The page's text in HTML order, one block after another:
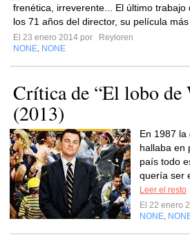
frenética, irreverente... El último trabajo
los 71 años del director, su película más
El 23 enero 2014 por
Reyloren
NONE NONE
Crítica de “El lobo de
(2013)
En 1987 la
hallaba en
país todo
quería ser
Leer el resto
El 22 enero
NONE